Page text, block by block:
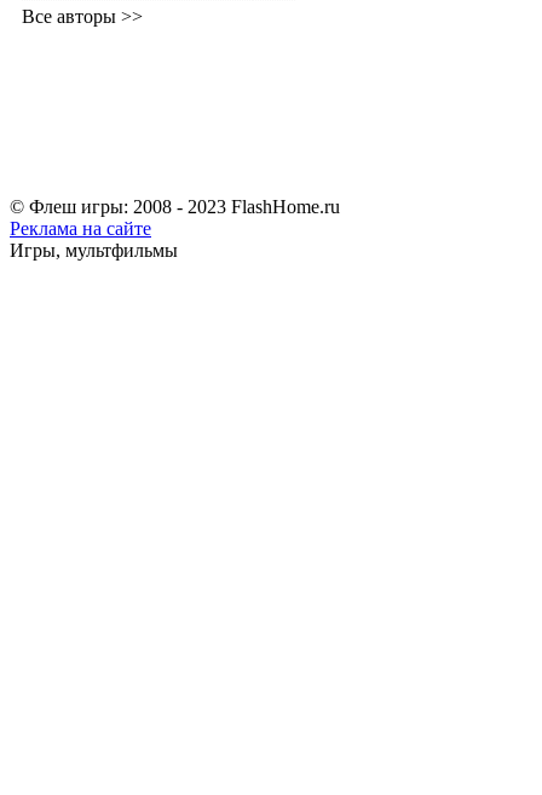
Все авторы >>
© Флеш игры: 2008 - 2023 FlashHome.ru
Реклама на сайте
Игры, мультфильмы